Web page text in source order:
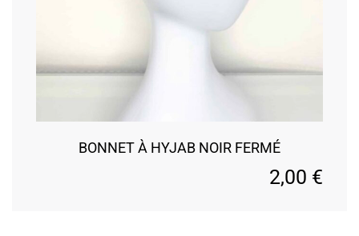
BONNET À HYJAB NOIR FERMÉ
2,00 €